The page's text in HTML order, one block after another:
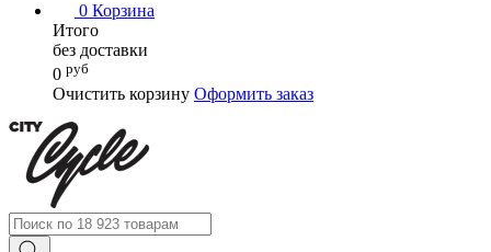
0 Корзина
Итого
без доставки
0 руб
Очистить корзину Оформить заказ